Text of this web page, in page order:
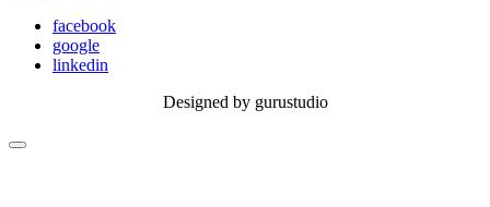
facebook
google
linkedin
Designed by gurustudio